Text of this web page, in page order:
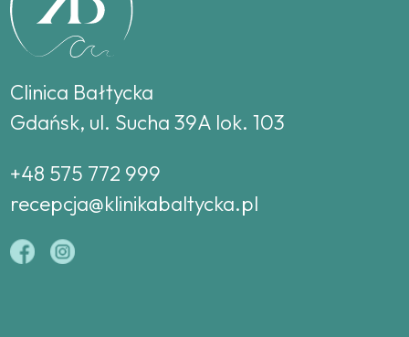
Clinica Bałtycka
Gdańsk, ul. Sucha 39A lok. 103
+48 575 772 999
recepcja@klinikabaltycka.pl